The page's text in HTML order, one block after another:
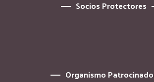
Socios Protectores
Organismo